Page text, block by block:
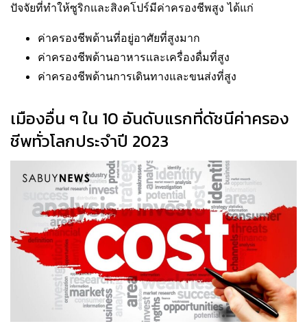
ปัจจัยที่ทำให้ซูริกและสิงคโปร์มีค่าครองชีพสูง ได้แก่
ค่าครองชีพด้านที่อยู่อาศัยที่สูงมาก
ค่าครองชีพด้านอาหารและเครื่องดื่มที่สูง
ค่าครองชีพด้านการเดินทางและขนส่งที่สูง
เมืองอื่น ๆ ใน 10 อันดับแรกที่ดัชนีค่าครอง
ชีพทั่วโลกประจำปี 2023